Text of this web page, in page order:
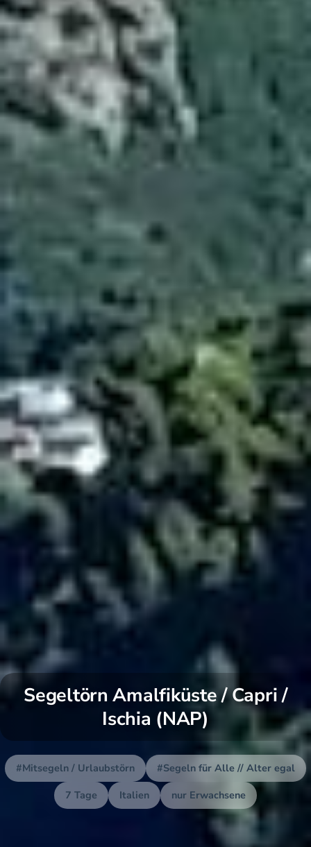
Segeltörn Amalfiküste / Capri /
Ischia (NAP)
#Mitsegeln / Urlaubstörn
#Segeln für Alle // Alter egal
7 Tage
Italien nur Erwachsene